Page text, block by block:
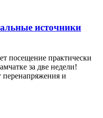
источники
посещение практически
за две недели!
перенапряжения и